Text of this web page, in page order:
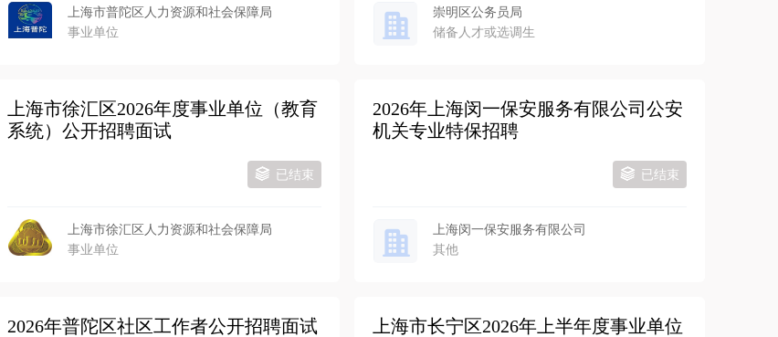
上海市普陀区人力资源和社会保障局
事业单位
崇明区公务员局
储备人才或选调生
上海市徐汇区2026年度事业单位（教育
系统）公开招聘面试
已结束
上海市徐汇区人力资源和社会保障局
事业单位
2026年上海闵一保安服务有限公司公安
机关专业特保招聘
已结束
上海闵一保安服务有限公司
其他
2026年普陀区社区工作者公开招聘面试
上海市长宁区2026年上半年度事业单位